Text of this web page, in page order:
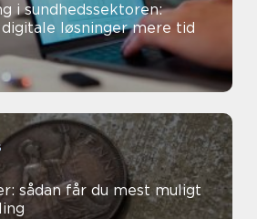
i sundhedssektoren:
løsninger mere tid
sådan får du mest muligt